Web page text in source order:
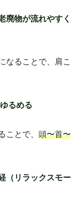
廃物が流れやすく
なることで、肩こ
るめる
ことで、 頭〜首〜
（リラックスモー